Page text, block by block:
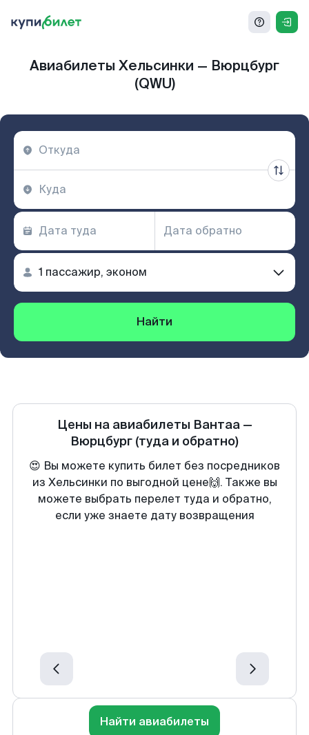
Авиабилеты Хельсинки — Вюрцбург
(QWU)
Найти
Цены на авиабилеты Вантаа—
Вюрцбург (туда и обратно)
😍 Вы можете купить билет без посредников
из Хельсинки по выгодной цене🙌. Также вы
можете выбрать перелет туда и обратно,
если уже знаете дату возвращения
Найти авиабилеты